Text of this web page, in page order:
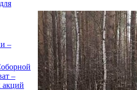
–
–
акций